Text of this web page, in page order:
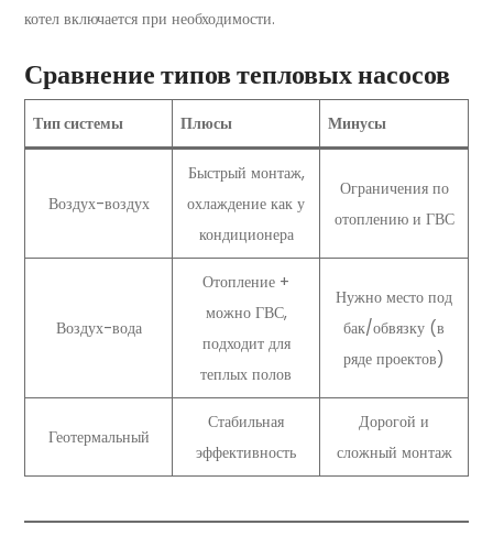
котел включается при необходимости.
Сравнение типов тепловых насосов
Тип системы Плюсы Минусы
Воздух-воздух
Быстрый монтаж,
охлаждение как у
кондиционера
Ограничения по
отоплению и ГВС
Воздух-вода
Отопление +
можно ГВС,
подходит для
теплых полов
Нужно место под
бак/обвязку (в
ряде проектов)
Геотермальный
Стабильная
эффективность
Дорогой и
сложный монтаж